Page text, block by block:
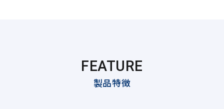
FEATURE
製品特徴